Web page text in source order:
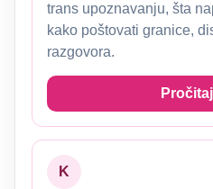
trans upoznavanju, šta
kako poštovati granice,
razgovora.
K